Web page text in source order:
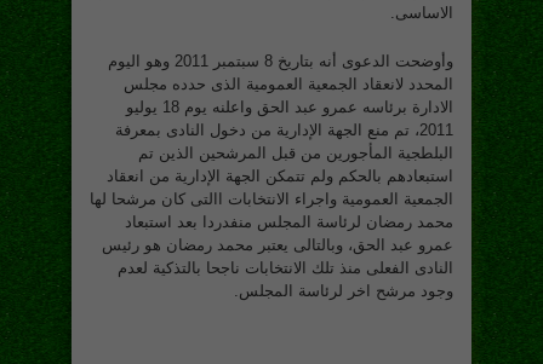
الاساسى.
وأوضحت الدعوى أنه بتاريخ 8 سبتمبر 2011 وهو اليوم
المحدد لانعقاد الجمعية العمومية الذى حدده مجلس
الادارة برئاسه عمرو عبد الحق واعلنه يوم 18 يوليو
2011، تم منع الجهة الإدارية من دخول النادى بمعرفة
البلطجية المأجورين من قبل المرشحين الذين تم
استبعادهم بالحكم ولم تتمكن الجهة الإدارية من انعقاد
الجمعية العمومية واجراء الانتخابات االتى كان مرشحا لها
محمد رمضان لرئاسة المجلس منفدردا بعد استبعاد
عمرو عبد الحق، وبالتالى يعتبر محمد رمضان هو رئيس
النادى الفعلى منذ تلك الانتخابات ناجحا بالتذكية لعدم
وجود مرشح اخر لرئاسة المجلس.